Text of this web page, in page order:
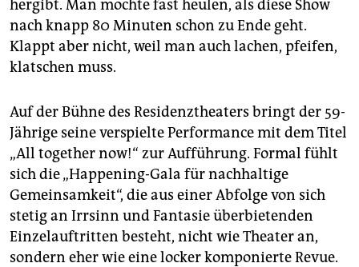
hergibt. Man möchte fast heulen, als diese Show
nach knapp 80 Minuten schon zu Ende geht.
Klappt aber nicht, weil man auch lachen, pfeifen,
klatschen muss.
Auf der Bühne des Residenztheaters bringt der 59-
Jährige seine verspielte Performance mit dem Titel
„All together now!“ zur Aufführung. Formal fühlt
sich die „Happening-Gala für nachhaltige
Gemeinsamkeit“, die aus einer Abfolge von sich
stetig an Irrsinn und Fantasie überbietenden
Einzel­auftritten besteht, nicht wie Theater an,
sondern eher wie eine locker komponierte Revue.